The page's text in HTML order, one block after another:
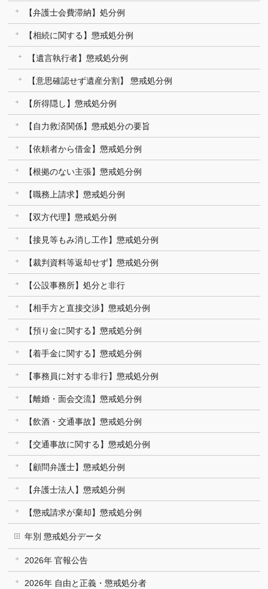
【弁護士会費滞納】処分例
【相続に関する】懲戒処分例
【遺言執行者】懲戒処分例
【意思確認せず遺産分割】 懲戒処分例
【所得隠し】懲戒処分例
【自力救済関係】懲戒処分の要旨
【依頼者から借金】懲戒処分例
【根拠のない主張】懲戒処分例
【職務上請求】懲戒処分例
【双方代理】懲戒処分例
【接見等もみ消し工作】懲戒処分例
【裁判資料等返却せず】懲戒処分例
【公設事務所】処分と非行
【相手方と直接交渉】懲戒処分例
【預り金に関する】懲戒処分例
【着手金に関する】懲戒処分例
【事務員に対する非行】懲戒処分例
【離婚・面会交流】懲戒処分例
【飲酒・交通事故】懲戒処分例
【交通事故に関する】懲戒処分例
【顧問弁護士】懲戒処分例
【弁護士法人】懲戒処分例
【懲戒請求が棄却】懲戒処分例
年別 懲戒処分データ
2026年 官報公告
2026年 自由と正義・懲戒処分者